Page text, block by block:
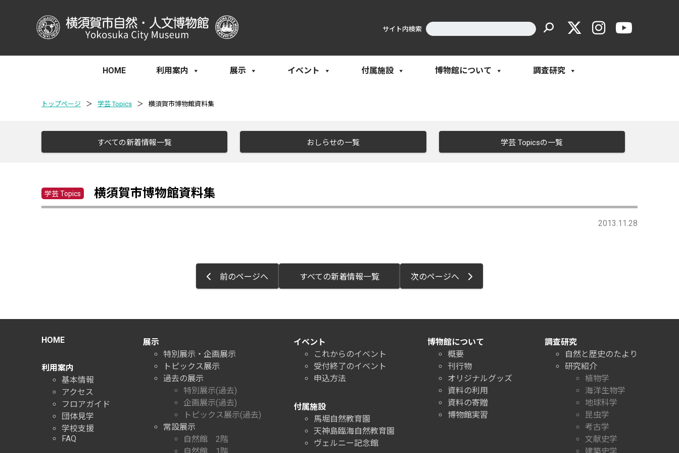
サイト内検索
HOME 利用案内 展示 イベント 付属施設 博物館について 調査研究
トップページ ＞ 学芸 Topics ＞ 横須賀市博物館資料集
すべての新着情報一覧 おしらせの一覧 学芸 Topicsの一覧
学芸 Topics 横須賀市博物館資料集
2013.11.28
前のページへ すべての新着情報一覧 次のページへ
HOME
利用案内
基本情報
アクセス
フロアガイド
団体見学
学校支援
FAQ
展示
特別展示・企画展示
トピックス展示
過去の展示
特別展示(過去)
企画展示(過去)
トピックス展示(過去)
常設展示
自然館 2階
イベント
これからのイベント
受付終了のイベント
申込方法
付属施設
馬堀自然教育園
天神島臨海自然教育園
ヴェルニー記念館
博物館について
概要
刊行物
オリジナルグッズ
資料の利用
資料の寄贈
博物館実習
調査研究
自然と歴史のたより
研究紹介
植物学
海洋生物学
地球科学
昆虫学
考古学
文献史学